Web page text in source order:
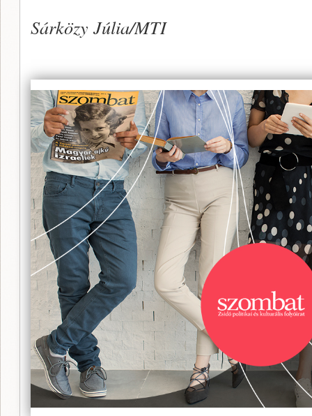
Sárközy Júlia/MTI